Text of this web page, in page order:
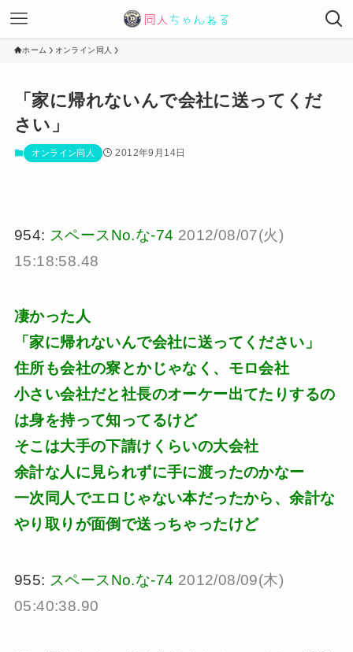
ホーム オンライン同人
「家に帰れないんで会社に送ってくだ
さい」
オンライン同人 2012年9月14日
954: スペースNo.な-74 2012/08/07(火)
15:18:58.48
凄かった人
「家に帰れないんで会社に送ってください」
住所も会社の寮とかじゃなく、モロ会社
小さい会社だと社長のオーケー出てたりするの
は身を持って知ってるけど
そこは大手の下請けくらいの大会社
余計な人に見られずに手に渡ったのかなー
一次同人でエロじゃない本だったから、余計な
やり取りが面倒で送っちゃったけど
955: スペースNo.な-74 2012/08/09(木)
05:40:38.90